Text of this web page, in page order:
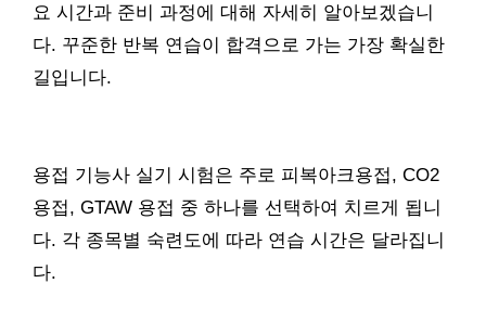
요 시간과 준비 과정에 대해 자세히 알아보겠습니
다. 꾸준한 반복 연습이 합격으로 가는 가장 확실한
길입니다.
용접 기능사 실기 시험은 주로 피복아크용접, CO2
용접, GTAW 용접 중 하나를 선택하여 치르게 됩니
다. 각 종목별 숙련도에 따라 연습 시간은 달라집니
다.